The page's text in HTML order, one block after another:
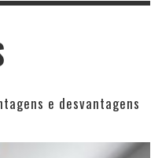
e desvantagens